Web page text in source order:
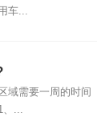
车...
域需要一周的时间
...